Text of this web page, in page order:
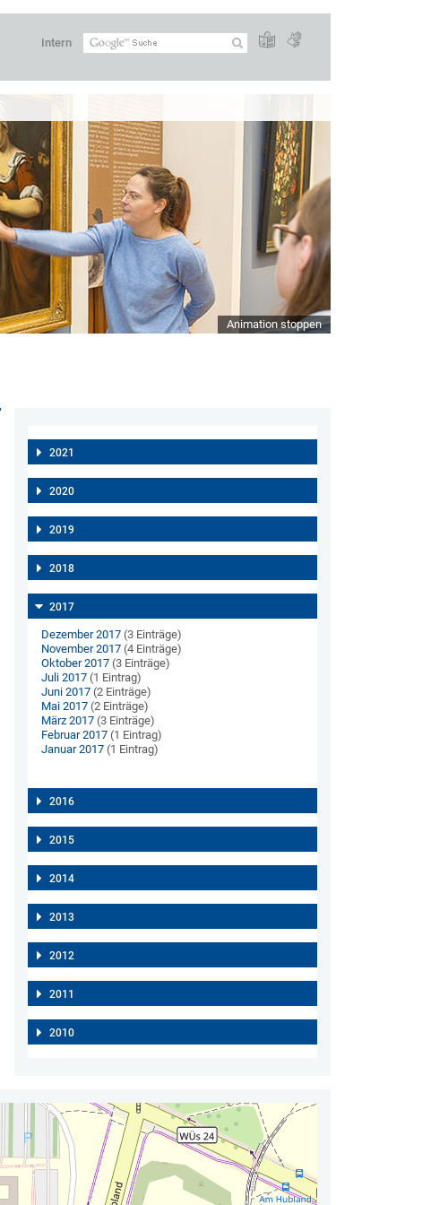
Intern
Animation stoppen
2021
2020
2019
2018
2017
Dezember 2017(3 Einträge)
November 2017(4 Einträge)
Oktober 2017(3 Einträge)
Juli 2017(1 Eintrag)
Juni 2017(2 Einträge)
Mai 2017(2 Einträge)
März 2017(3 Einträge)
Februar 2017(1 Eintrag)
Januar 2017(1 Eintrag)
2016
2015
2014
2013
2012
2011
2010